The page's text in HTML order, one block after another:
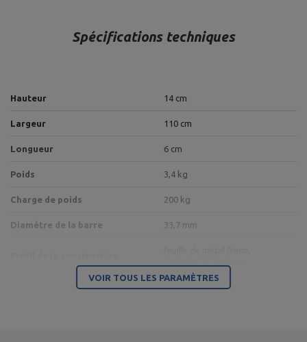
Spécifications techniques
Hauteur 14 cm
Largeur 110 cm
Longueur 6 cm
Poids 3,4 kg
Charge de poids 200 kg
Diamètre de la barre 33,7 mm
acier
VOIR TOUS LES PARAMÈTRES